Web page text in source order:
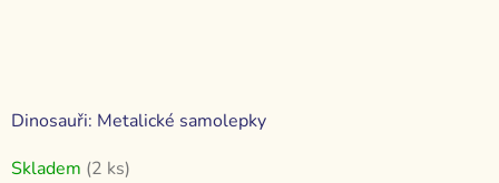
Dinosauři: Metalické samolepky
Skladem (2 ks)